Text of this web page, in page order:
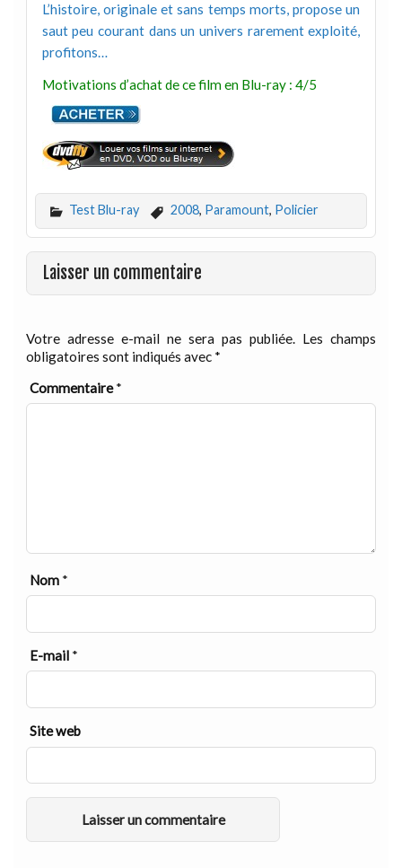
L’histoire, originale et sans temps morts, propose un
saut peu courant dans un univers rarement exploité,
profitons…
Motivations d’achat de ce film en Blu-ray : 4/5
Test Blu-ray 2008, Paramount, Policier
Laisser un commentaire
Votre adresse e-mail ne sera pas publiée.
Les champs
obligatoires sont indiqués avec *
Commentaire*
Nom *
E-mail *
Site web